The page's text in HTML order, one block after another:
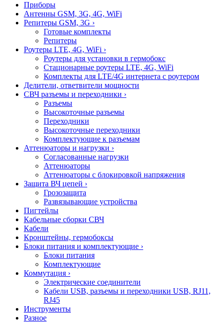
Приборы
Антенны GSM, 3G, 4G, WiFi
Репитеры GSM, 3G ›
Готовые комплекты
Репитеры
Роутеры LTE, 4G, WiFi ›
Роутеры для установки в гермобокс
Стационарные роутеры LTE, 4G, WiFi
Комплекты для LTE/4G интернета с роутером
Делители, ответвители мощности
СВЧ разъемы и переходники ›
Разъемы
Высокоточные разъемы
Переходники
Высокоточные переходники
Комплектующие к разъемам
Аттенюаторы и нагрузки ›
Согласованные нагрузки
Аттенюаторы
Аттенюаторы с блокировкой напряжения
Защита ВЧ цепей ›
Грозозащита
Развязывающие устройства
Пигтейлы
Кабельные сборки СВЧ
Кабели
Кронштейны, гермобоксы
Блоки питания и комплектующие ›
Блоки питания
Комплектующие
Коммутация ›
Электрические соединители
Кабели USB, разъемы и переходники USB, RJ11,
RJ45
Инструменты
Разное